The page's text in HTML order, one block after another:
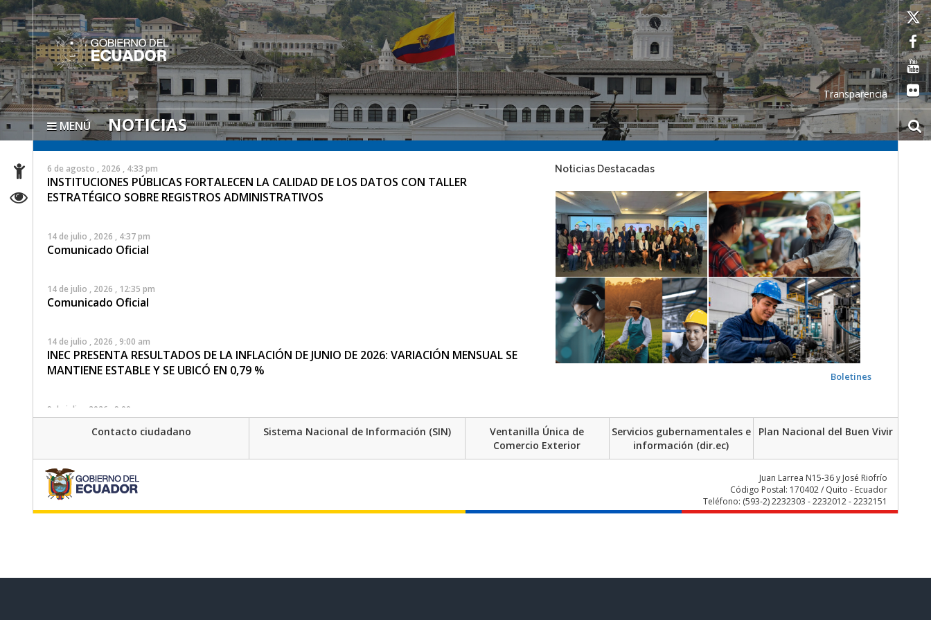
Transparencia
MENÚ NOTICIAS
6 de agosto , 2026 , 4:33 pm
INSTITUCIONES PÚBLICAS FORTALECEN LA CALIDAD DE LOS DATOS CON TALLER
ESTRATÉGICO SOBRE REGISTROS ADMINISTRATIVOS
14 de julio , 2026 , 4:37 pm
Comunicado Oficial
14 de julio , 2026 , 12:35 pm
Comunicado Oficial
14 de julio , 2026 , 9:00 am
INEC PRESENTA RESULTADOS DE LA INFLACIÓN DE JUNIO DE 2026: VARIACIÓN MENSUAL SE
MANTIENE ESTABLE Y SE UBICÓ EN 0,79 %
9 de julio , 2026 , 9:00 am
INEC PUBLICA LAS CIFRAS DEL ÍNDICE NACIONAL DE PRECIOS PRODUCTOR DE JUNIO 2026
2 de julio , 2026 , 9:09 am
SITUACIÓN DEL MERCADO LABORAL DE LA POBLACIÓN JOVEN EN ECUADOR
22 de junio , 2026 , 3:51 pm
Noticias Destacadas
Boletines
Contacto ciudadano Sistema Nacional de Información (SIN)
Ventanilla Única de
Comercio Exterior
Servicios gubernamentales e
información (dir.ec)
Plan Nacional del Buen Vivir
Juan Larrea N15-36 y José Riofrío
Código Postal: 170402 / Quito - Ecuador
Teléfono: (593-2) 2232303 - 2232012 - 2232151